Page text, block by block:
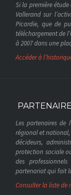
Si la première étude
Vallerand sur
Picardie, que de
téléchargement de
à 2007 dans une
Accéder à
Les partenaires de
régional et
décideurs,
protection sociale
des
partenariat qui fait
Consulter la liste de